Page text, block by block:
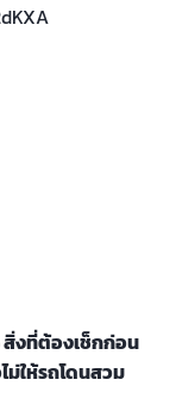
สิ่งที่ต้องเช็กก่อน
ม่ให้รถโดนสวม